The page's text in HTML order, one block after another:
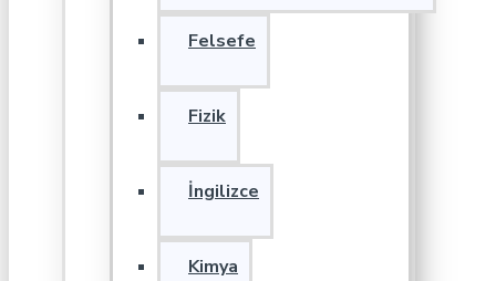
Felsefe
Fizik
İngilizce
Kimya